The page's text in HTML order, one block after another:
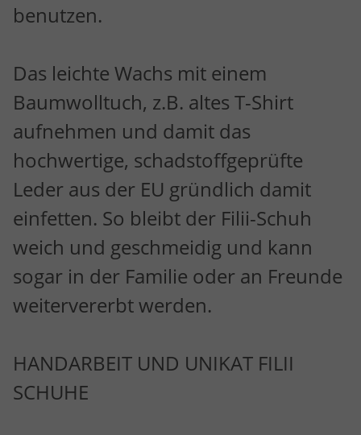
benutzen.
Das leichte Wachs mit einem
Baumwolltuch, z.B. altes T-Shirt
aufnehmen und damit das
hochwertige, schadstoffgeprüfte
Leder aus der EU gründlich damit
einfetten. So bleibt der Filii-Schuh
weich und geschmeidig und kann
sogar in der Familie oder an Freunde
weitervererbt werden.
HANDARBEIT UND UNIKAT FILII
SCHUHE